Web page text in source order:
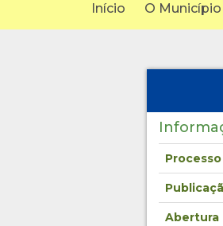
Início O Município
Processo
Abertura